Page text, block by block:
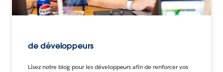
de développeurs
Lisez notre blog pour les développeurs afin de renforcer vos